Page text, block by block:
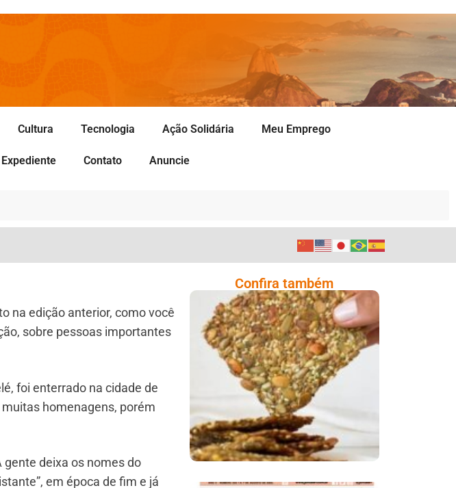
Cultura Tecnologia Ação Solidária Meu Emprego
Expediente Contato Anuncie
na edição anterior, como você
sobre pessoas importantes
foi enterrado na cidade de
homenagens, porém
deixa os nomes do
em época de fim e já
Confira também
Comer Bem: Cracker
De Sementes